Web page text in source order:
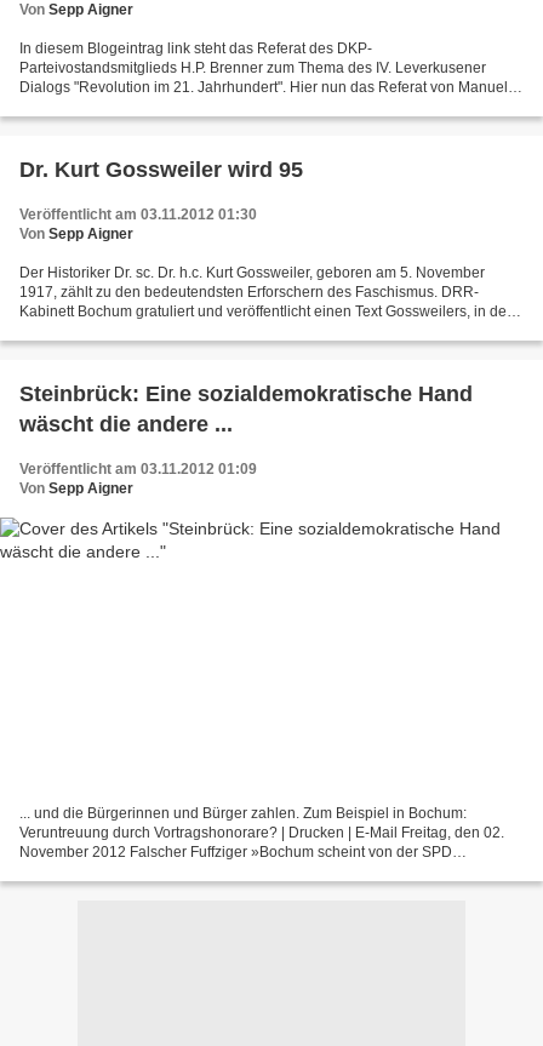
Von Sepp Aigner
In diesem Blogeintrag link steht das Referat des DKP-
Parteivostandsmitglieds H.P. Brenner zum Thema des IV. Leverkusener
Dialogs "Revolution im 21. Jahrhundert". Hier nun das Referat von Manuel
Dr. Kurt Gossweiler wird 95
Veröffentlicht am 03.11.2012 01:30
Von Sepp Aigner
Der Historiker Dr. sc. Dr. h.c. Kurt Gossweiler, geboren am 5. November
1917, zählt zu den bedeutendsten Erforschern des Faschismus. DRR-
Kabinett Bochum gratuliert und veröffentlicht einen Text Gossweilers, in dem
Steinbrück: Eine sozialdemokratische Hand
wäscht die andere ...
Veröffentlicht am 03.11.2012 01:09
Von Sepp Aigner
... und die Bürgerinnen und Bürger zahlen. Zum Beispiel in Bochum:
Veruntreuung durch Vortragshonorare? | Drucken | E-Mail Freitag, den 02.
November 2012 Falscher Fuffziger »Bochum scheint von der SPD